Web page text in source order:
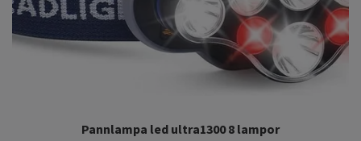
Pannlampa led ultra1300 8 lampor